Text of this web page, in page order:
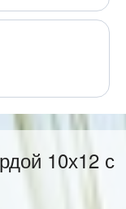
10х12 с